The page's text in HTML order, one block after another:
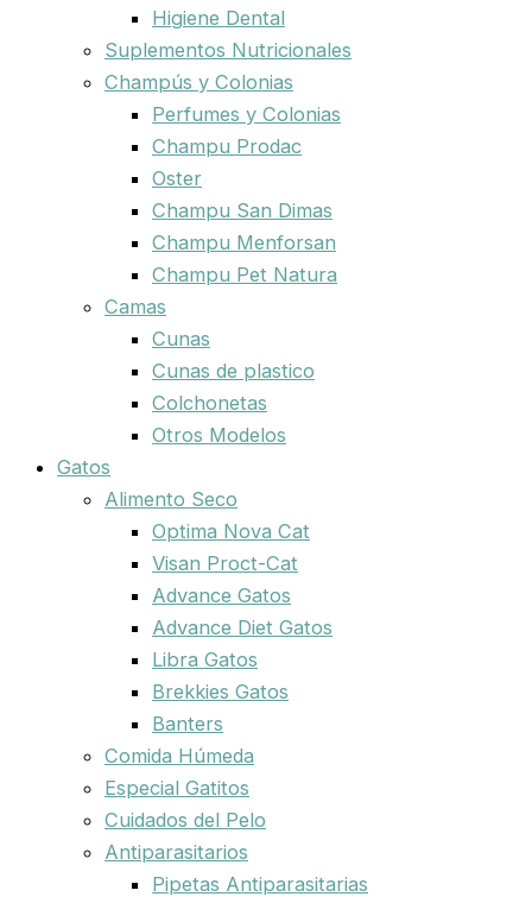
Higiene Dental
Suplementos Nutricionales
Champús y Colonias
Perfumes y Colonias
Champu Prodac
Oster
Champu San Dimas
Champu Menforsan
Champu Pet Natura
Camas
Cunas
Cunas de plastico
Colchonetas
Otros Modelos
Gatos
Alimento Seco
Optima Nova Cat
Visan Proct-Cat
Advance Gatos
Advance Diet Gatos
Libra Gatos
Brekkies Gatos
Banters
Comida Húmeda
Especial Gatitos
Cuidados del Pelo
Antiparasitarios
Pipetas Antiparasitarias